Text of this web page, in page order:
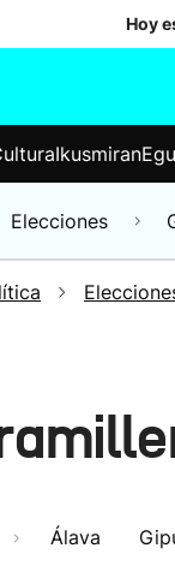
Hoy
Elecciones
Ikusmiran
Elecciones
Álava